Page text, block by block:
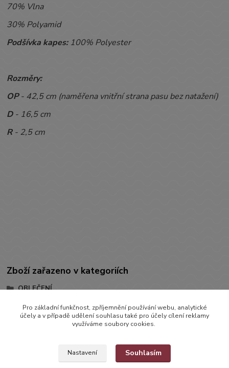
70% Vlna
30% Polyamid
Podšívka kapes:100% Polyester
Rozměry:
OP- 42,5cm (naměřena vnitřní strana pasu bez natažení)
D - 16,5 cm
R- 2,5 cm
Zboží zařazeno v kategoriích
OBLEČENÍ
KRAŤÁSKY
Kraťásky
Pro základní funkčnost, zpříjemnění používání webu, analytické
účely a v případě udělení souhlasu také pro účely cílení reklamy
využíváme soubory cookies.
Nastavení Souhlasím